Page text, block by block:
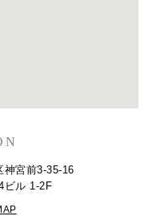
神宮前3-35-16
ビル 1-2F